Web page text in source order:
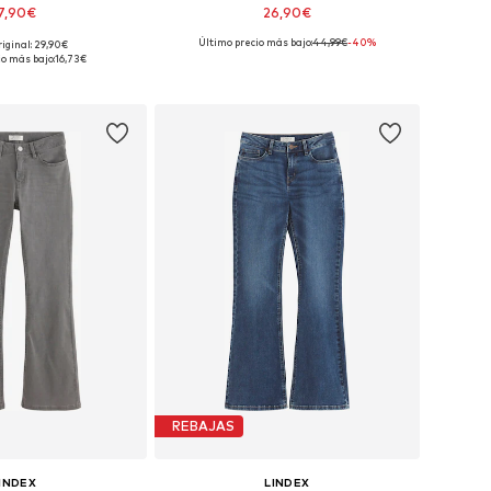
+4
muchas tallas
29,90€
más bajo:16,73€
26,90€
Tallas disponibles: 176
Último precio más bajo:44,99€-40%
REBAJAS
LINDEX